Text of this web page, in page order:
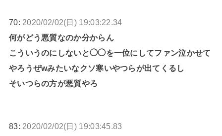
70: 2020/02/02(日) 19:03:22.34
何がどう悪質なのか分からん
こういうのにしないと◯◯を一位にしてファン泣かせて
やろうぜwみたいなクソ寒いやつらが出てくるし
そいつらの方が悪質やろ
83: 2020/02/02(日) 19:03:45.83